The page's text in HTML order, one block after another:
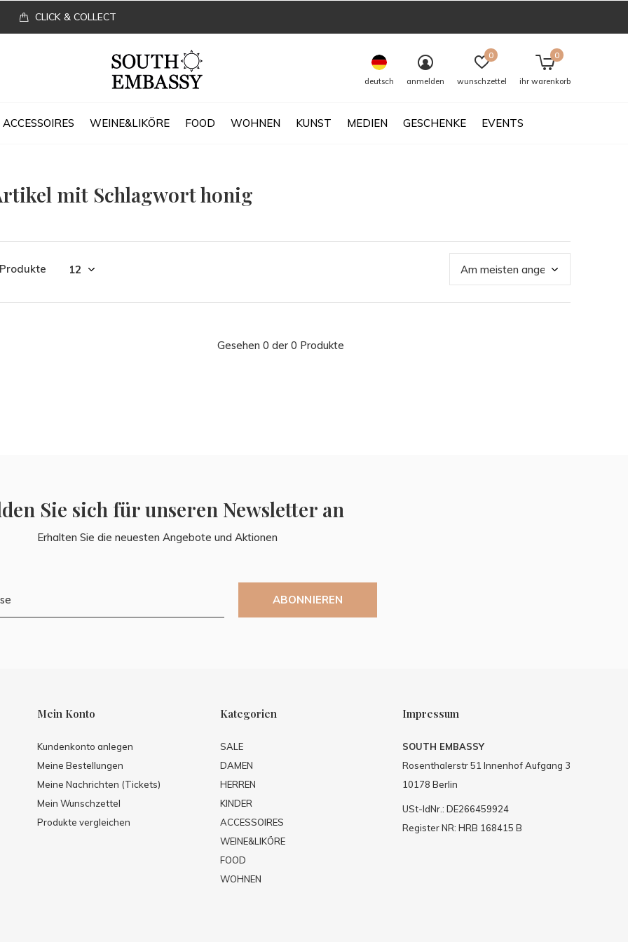
ACCESSOIRES WEINE&LIKÖRE FOOD WOHNEN KUNST MEDIEN GESCHENKE EVENTS
deutsch anmelden wunschzettel
0
ihr warenkorb
0
CLICK & COLLECT
mit Schlagwort honig
Gesehen 0 der 0 Produkte
Sie sich für unseren Newsletter an
Erhalten Sie die neuesten Angebote und Aktionen
ABONNIEREN
Mein Konto
Kundenkonto anlegen
Meine Bestellungen
Meine Nachrichten (Tickets)
Mein Wunschzettel
Produkte vergleichen
Kategorien
SALE
DAMEN
HERREN
KINDER
ACCESSOIRES
WEINE&LIKÖRE
FOOD
WOHNEN
Impressum
SOUTH EMBASSY
Rosenthalerstr 51 Innenhof Aufgang 3
10178 Berlin
USt-IdNr.: DE266459924
Register NR: HRB 168415 B